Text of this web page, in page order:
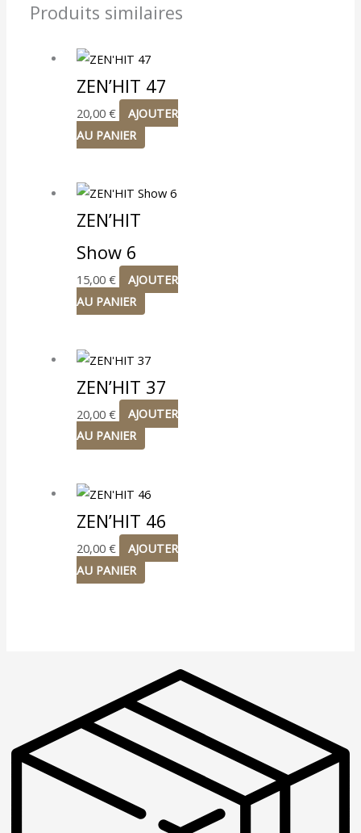
Produits similaires
ZEN’HIT 47
20,00€
AJOUTER
AU PANIER
ZEN’HIT
Show 6
15,00€
AJOUTER
AU PANIER
ZEN’HIT 37
20,00€
AJOUTER
AU PANIER
ZEN’HIT 46
20,00€
AJOUTER
AU PANIER